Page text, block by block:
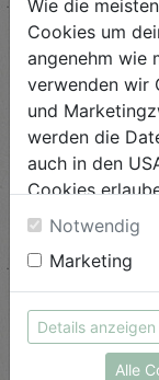
Wie die
Cookies um
angenehm wie
verwenden wir
und
werden die
auch in den
Cookies
Cookies zu.
Infos zu den
auch
möchtest.
Weitere
Notwendig
Marketing
Details anzeigen
Alle